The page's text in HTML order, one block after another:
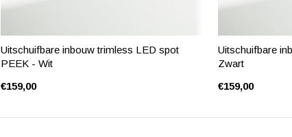
Uitschuifbare inbouw trimless LED spot
PEEK - Wit
€159,00
Uitschuifbare
Zwart
€159,00